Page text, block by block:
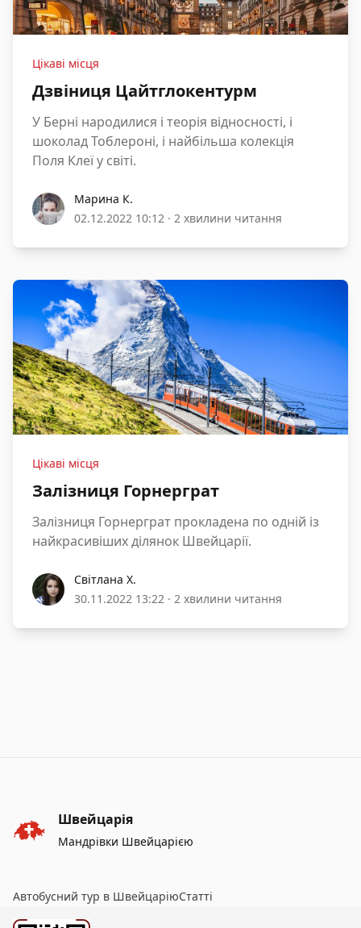
Цікаві місця
Дзвіниця Цайтглокентурм
У Берні народилися і теорія відносності, і
шоколад Тоблероні, і найбільша колекція
Поля Клеї у світі.
Марина К.Марина К.
02.12.2022 10:12 · 2 хвилини читання
Цікаві місця
Залізниця Горнерграт
Залізниця Горнерграт прокладена по одній із
найкрасивіших ділянок Швейцарії.
Світлана Х.Світлана Х.
30.11.2022 13:22 · 2 хвилини читання
Швейцарія
Мандрівки Швейцарією
Автобусний тур в ШвейцаріюСтатті